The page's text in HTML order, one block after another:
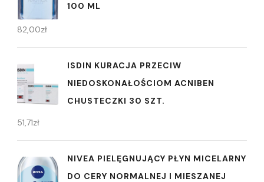
100 ML
82,00zł
ISDIN KURACJA PRZECIW
NIEDOSKONAŁOŚCIOM ACNIBEN
CHUSTECZKI 30 SZT.
51,71zł
NIVEA PIELĘGNUJĄCY PŁYN MICELARNY
DO CERY NORMALNEJ I MIESZANEJ